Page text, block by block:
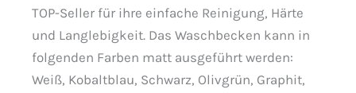
TOP-Seller für ihre einfache Reinigung, Härte
und Langlebigkeit. Das Waschbecken kann in
folgenden Farben matt ausgeführt werden:
Weiß, Kobaltblau, Schwarz, Olivgrün, Graphit,